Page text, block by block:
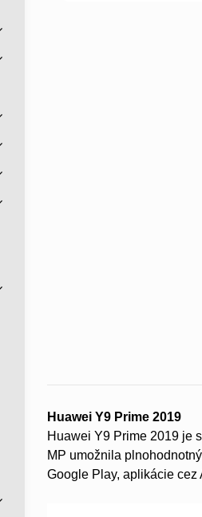
Huawei Y9 Prime 2019
Huawei Y9 Prime 2019 je
MP umožnila
Google Play, aplikácie cez